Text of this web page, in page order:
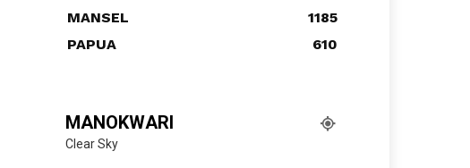
MANSEL
1185
PAPUA
610
MANOKWARI
Clear Sky